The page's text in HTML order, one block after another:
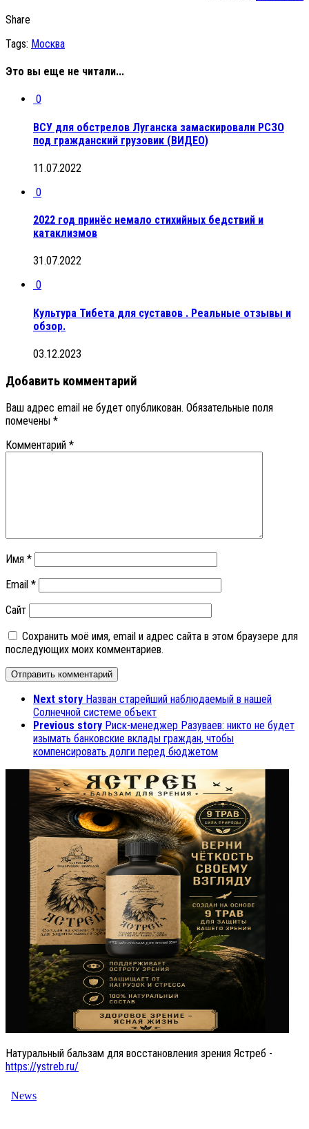
Share
Tags: Москва
Это вы еще не читали...
0
ВСУ для обстрелов Луганска замаскировали РСЗО
под гражданский грузовик (ВИДЕО)
11.07.2022
0
2022 год принёс немало стихийных бедствий и
катаклизмов
31.07.2022
0
Культура Тибета для суставов . Реальные отзывы и
обзор.
03.12.2023
Добавить комментарий
Ваш адрес email не будет опубликован. Обязательные поля
помечены *
Комментарий *
Имя *
Email *
Сайт
Сохранить моё имя, email и адрес сайта в этом браузере для
последующих моих комментариев.
Next story Назван старейший наблюдаемый в нашей
Солнечной системе объект
Previous story Риск-менеджер Разуваев: никто не будет
изымать банковские вклады граждан, чтобы
компенсировать долги перед бюджетом
Натуральный бальзам для восстановления зрения Ястреб -
https://ystreb.ru/